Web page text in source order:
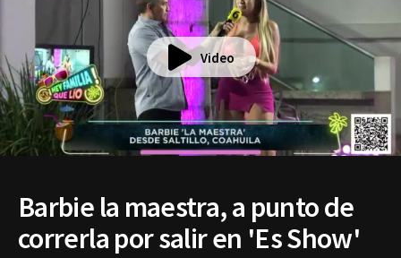
Video
Barbie la maestra, a punto de
correrla por salir en 'Es Show'